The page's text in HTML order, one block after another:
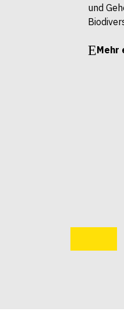
und
Mehr